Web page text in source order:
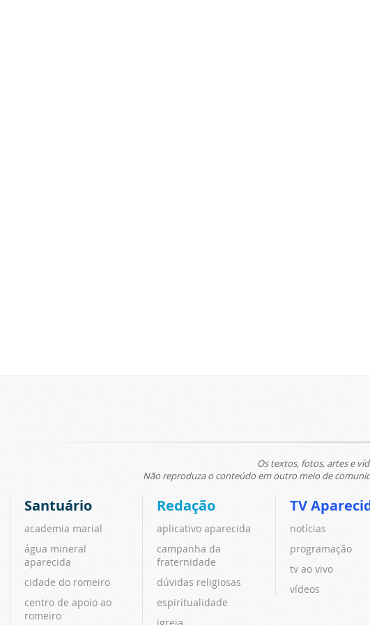
Os textos, fotos, artes e
Não reproduza o conteúdo em outro meio de
Santuário
academia marial
água mineral
aparecida
cidade do romeiro
centro de apoio ao
romeiro
Redação
aplicativo aparecida
campanha da
fraternidade
dúvidas religiosas
espiritualidade
igreja
TV
notícias
programação
tv ao vivo
vídeos